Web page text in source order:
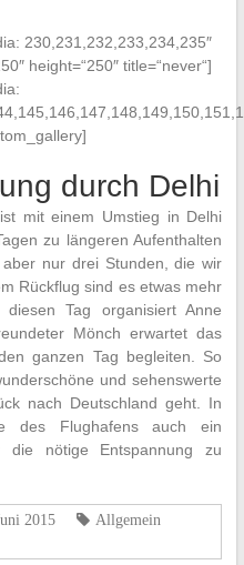
230,231,232,233,234,235″
height=“250″ title=“never“]
durch Delhi
mit einem Umstieg in Delhi
zu längeren Aufenthalten
nur drei Stunden, die wir
Rückflug sind es etwas mehr
Tag organisiert Anne
Mönch erwartet das
ganzen Tag begleiten. So
und sehenswerte
nach Deutschland geht. In
des Flughafens auch ein
die nötige Entspannung zu
2015
Allgemein